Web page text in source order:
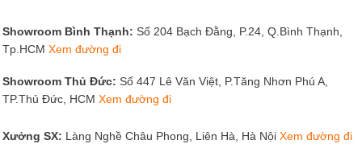
Showroom Bình Thạnh: Số 204 Bạch Đằng, P.24, Q.Bình Thạnh,
Tp.HCM Xem đường đi
Showroom Thủ Đức: Số 447 Lê Văn Việt, P.Tăng Nhơn Phú A,
TP.Thủ Đức, HCM Xem đường đi
Xưởng SX: Làng Nghề Châu Phong, Liên Hà, Hà Nội Xem đường đi